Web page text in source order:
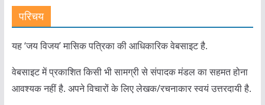
परिचय
यह ‘जय विजय’ मासिक पत्रिका की आधिकारिक वेबसाइट है.
वेबसाइट में प्रकाशित किसी भी सामग्री से संपादक मंडल का सहमत होना
आवश्यक नहीं है. अपने विचारों के लिए लेखक/रचनाकार स्वयं उत्तरदायी है.